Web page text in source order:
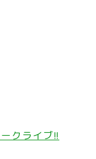
クライブ!!